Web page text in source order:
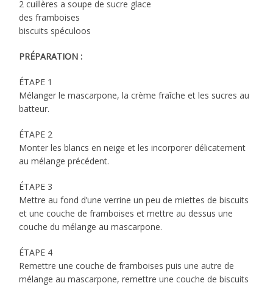
2 cuillères a soupe de sucre glace
des framboises
biscuits spéculoos
PRÉPARATION :
ÉTAPE 1
Mélanger le mascarpone, la crème fraîche et les sucres au
batteur.
ÉTAPE 2
Monter les blancs en neige et les incorporer délicatement
au mélange précédent.
ÉTAPE 3
Mettre au fond d’une verrine un peu de miettes de biscuits
et une couche de framboises et mettre au dessus une
couche du mélange au mascarpone.
ÉTAPE 4
Remettre une couche de framboises puis une autre de
mélange au mascarpone, remettre une couche de biscuits